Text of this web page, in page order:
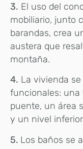
3. El uso del
mobiliario, junto
barandas, crea
austera que
montaña.
4. La vivienda
funcionales: una
puente, un área
y un nivel
5. Los baños se